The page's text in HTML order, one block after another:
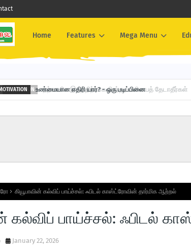
Home Features Mega Menu
உண்மையான எதிரி யார்? - ஒரு படிப்பினை
கியூபாவின் கல்விப் பாய்ச்சல்: ஃபிடல் காஸ்ட்ரோவின் தார்மிக ஆற்றல்
கல்விப் பாய்ச்சல்: ஃபிடல்
January 22, 2026